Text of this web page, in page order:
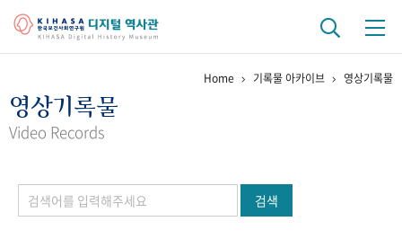
걸어온 길 기관 변천사
정책과 연구 키워드로 보는 연구 역사
연구자들
Home 기록물 아카이브 영상기록물
영상기록물
Video Records
검색